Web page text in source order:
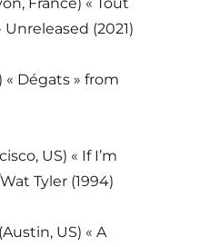
(2021)
« Dégats » from
US) « If I’m
Tyler (1994)
(Austin, US) « A